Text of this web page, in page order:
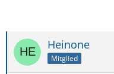
Heinone
Mitglied